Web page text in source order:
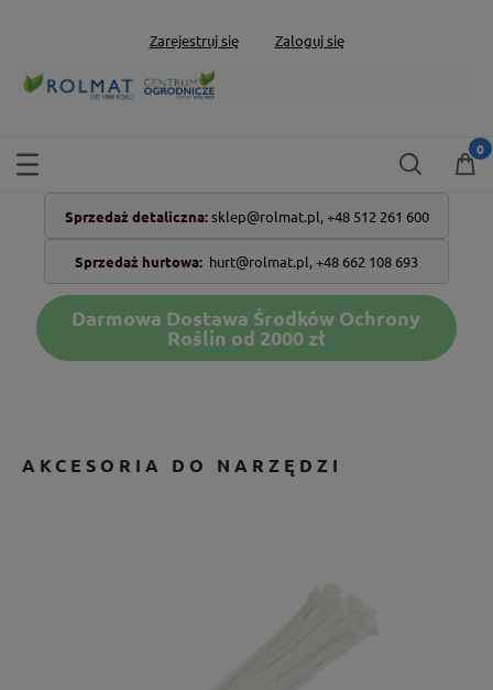
Zarejestruj się Zaloguj się
Sprzedaż detaliczna: sklep@rolmat.pl, +48 512 261 600
Sprzedaż hurtowa: hurt@rolmat.pl,+48 662 108 693
Darmowa Dostawa Środków Ochrony
Roślin od 2000 zł
AKCESORIA DO NARZĘDZI